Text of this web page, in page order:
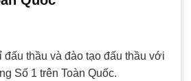
đấu thầu và đào tạo đấu thầu với
Số 1 trên Toàn Quốc.